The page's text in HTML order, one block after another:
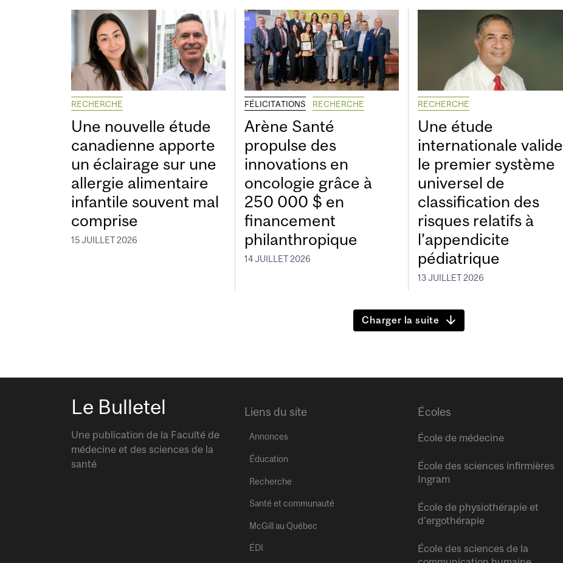
RECHERCHE
Une nouvelle étude
canadienne apporte
un éclairage sur une
allergie alimentaire
infantile souvent mal
comprise
15 JUILLET 2026
FÉLICITATIONS RECHERCHE
Arène Santé
propulse des
innovations en
oncologie grâce à
250 000 $ en
financement
philanthropique
14 JUILLET 2026
RECHERCHE
Une étude
internationale valide
le premier système
universel de
classification des
risques relatifs à
l’appendicite
pédiatrique
13 JUILLET 2026
Charger la suite
Le Bulletel
Une publication de la Faculté de
médecine et des sciences de la
santé
Liens du site
Annonces
Éducation
Recherche
Santé et communauté
McGill au Québec
ÉDI
Écoles
École de médecine
École des sciences infirmières
Ingram
École de physiothérapie et
d’ergothérapie
École des sciences de la